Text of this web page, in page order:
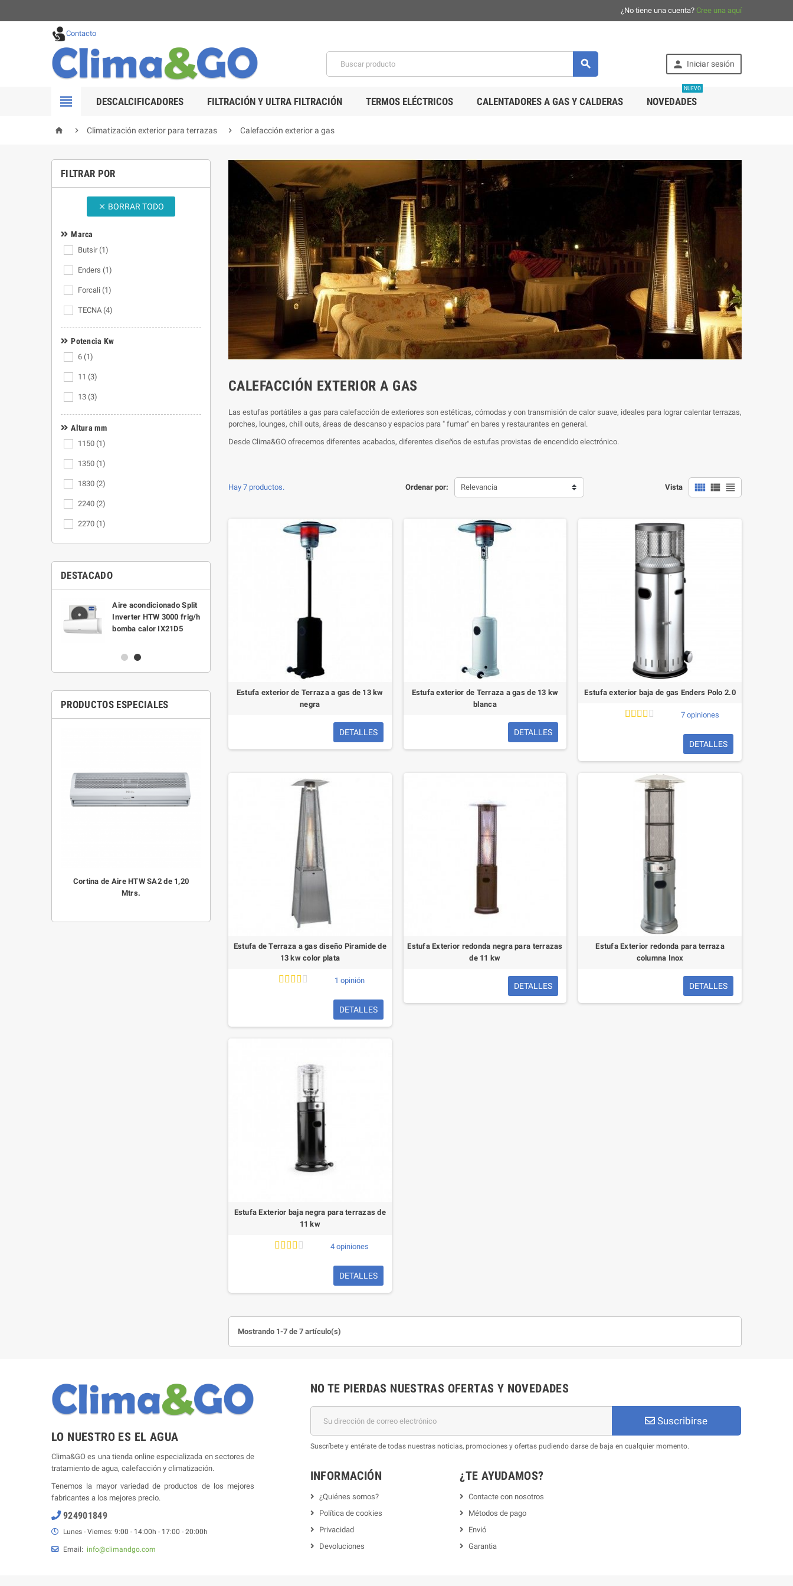
¿No tiene una cuenta? Cree una aquí
Contacto
  Iniciar sesión
 DESCALCIFICADORES FILTRACIÓN Y ULTRA FILTRACIÓN TERMOS ELÉCTRICOS CALENTADORES A GAS Y CALDERAS NOVEDADES
NUEVO
  Climatización exterior para terrazas  Calefacción exterior a gas
FILTRAR POR
 BORRAR TODO
Marca
Butsir (1)
Enders (1)
Forcali (1)
TECNA (4)
Potencia Kw
6 (1)
11 (3)
13 (3)
Altura mm
1150 (1)
1350 (1)
1830 (2)
2240 (2)
2270 (1)
DESTACADO
Aire acondicionado Split
Inverter HTW 3000 frig/h
bomba calor IX21D5
Instantáneo Eco Titan
Climastar 30 litros
PRODUCTOS ESPECIALES
Cortina de Aire HTW SA2 de 1,20
Mtrs.
CALEFACCIÓN EXTERIOR A GAS
Las estufas portátiles a gas para calefacción de exteriores son estéticas, cómodas y con transmisión de calor suave, ideales para lograr calentar terrazas,
porches, lounges, chill outs, áreas de descanso y espacios para " fumar" en bares y restaurantes en general.
Desde Clima&GO ofrecemos diferentes acabados, diferentes diseños de estufas provistas de encendido electrónico.
Hay 7 productos. Ordenar por: Relevancia Vista   
Estufa exterior de Terraza a gas de 13 kw
negra
DETALLES
Estufa exterior de Terraza a gas de 13 kw
blanca
DETALLES
Estufa exterior baja de gas Enders Polo 2.0
7 opiniones
DETALLES
Estufa de Terraza a gas diseño Piramide de
13 kw color plata
1 opinión
DETALLES
Estufa Exterior redonda negra para terrazas
de 11 kw
DETALLES
Estufa Exterior redonda para terraza
columna Inox
DETALLES
Estufa Exterior baja negra para terrazas de
11 kw
4 opiniones
DETALLES
Mostrando 1-7 de 7 artículo(s)
LO NUESTRO ES EL AGUA
Clima&GO es una tienda online especializada en sectores de
tratamiento de agua, calefacción y climatización.
Tenemos la mayor variedad de productos de los mejores
fabricantes a los mejores precio.
924901849
Lunes - Viernes: 9:00 - 14:00h - 17:00 - 20:00h
Email: info@climandgo.com
NO TE PIERDAS NUESTRAS OFERTAS Y NOVEDADES
Suscribirse
Suscríbete y entérate de todas nuestras noticias, promociones y ofertas pudiendo darse de baja en cualquier momento.
INFORMACIÓN
¿Quiénes somos?
Política de cookies
Privacidad
Devoluciones
¿TE AYUDAMOS?
Contacte con nosotros
Métodos de pago
Envió
Garantia